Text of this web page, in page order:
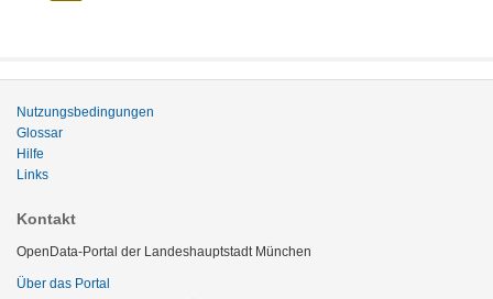
Nutzungsbedingungen
Glossar
Hilfe
Links
Kontakt
OpenData-Portal der Landeshauptstadt München
Über das Portal